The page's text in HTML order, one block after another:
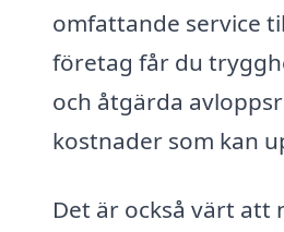
omfattande service
företag får du
och åtgärda
kostnader som kan
Det är också värt att